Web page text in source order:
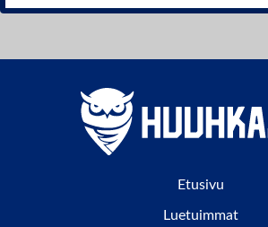
Etusivu
Luetuimmat